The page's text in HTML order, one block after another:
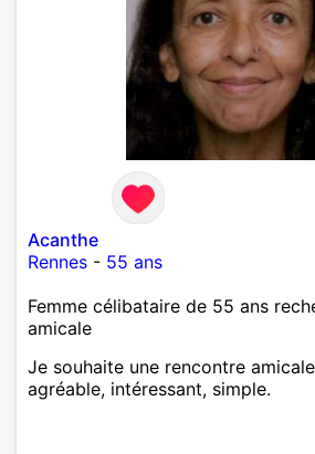
Acanthe
Rennes - 55 ans
Femme célibataire de 55 ans
amicale
Je souhaite une rencontre
agréable, intéressant, simple.